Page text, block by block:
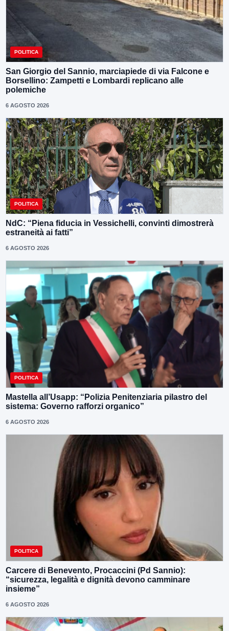
POLITICA
San Giorgio del Sannio, marciapiede di via Falcone e
Borsellino: Zampetti e Lombardi replicano alle
polemiche
6 AGOSTO 2026
POLITICA
NdC: “Piena fiducia in Vessichelli, convinti dimostrerà
estraneità ai fatti”
6 AGOSTO 2026
POLITICA
Mastella all’Usapp: “Polizia Penitenziaria pilastro del
sistema: Governo rafforzi organico”
6 AGOSTO 2026
POLITICA
Carcere di Benevento, Procaccini (Pd Sannio):
“sicurezza, legalità e dignità devono camminare
insieme”
6 AGOSTO 2026